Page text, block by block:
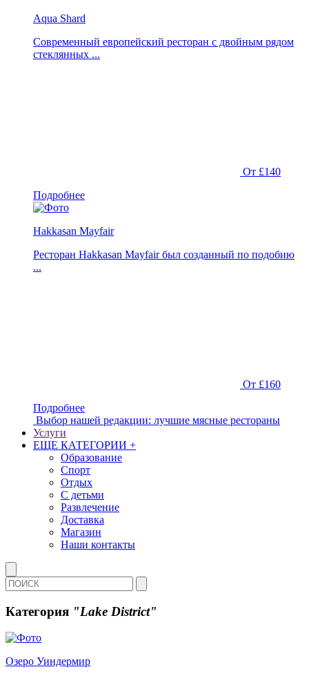
Aqua Shard
Современный европейский ресторан с двойным рядом
стеклянных ...
От £140
Подробнее
Hakkasan Mayfair
Ресторан Hakkasan Mayfair был созданный по подобию
...
От £160
Подробнее
Выбор нашей редакции: лучшие мясные рестораны
Услуги
ЕЩЕ КАТЕГОРИИ +
Образование
Спорт
Отдых
С детьми
Развлечение
Доставка
Магазин
Наши контакты
Категория "Lake District"
Озеро Уиндермир